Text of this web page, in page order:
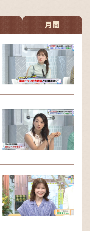
月間